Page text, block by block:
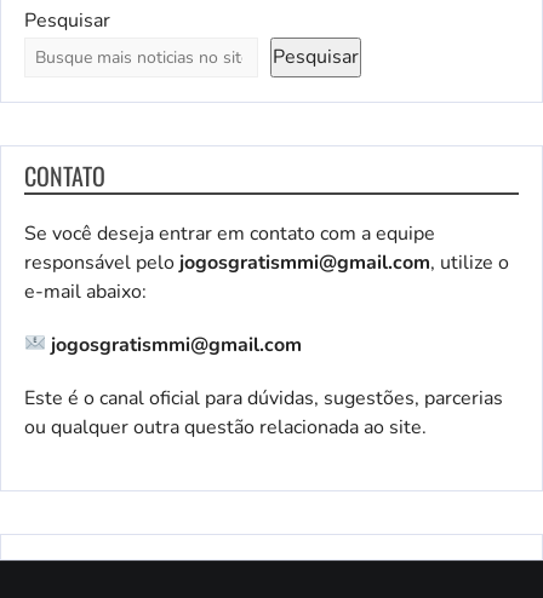
Pesquisar
Pesquisar
CONTATO
Se você deseja entrar em contato com a equipe
responsável pelo jogosgratismmi@gmail.com, utilize o
e-mail abaixo:
jogosgratismmi@gmail.com
Este é o canal oficial para dúvidas, sugestões, parcerias
ou qualquer outra questão relacionada ao site.